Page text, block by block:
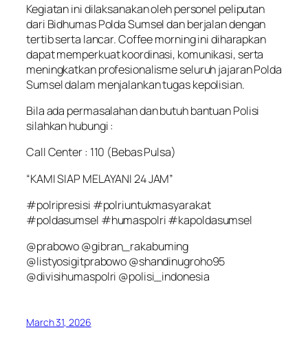
Kegiatan ini dilaksanakan oleh personel peliputan
dari Bidhumas Polda Sumsel dan berjalan dengan
tertib serta lancar. Coffee morning ini diharapkan
dapat memperkuat koordinasi, komunikasi, serta
meningkatkan profesionalisme seluruh jajaran Polda
Sumsel dalam menjalankan tugas kepolisian.
Bila ada permasalahan dan butuh bantuan Polisi
silahkan hubungi :
Call Center : 110 (Bebas Pulsa)
“KAMI SIAP MELAYANI 24 JAM”
#polripresisi #polriuntukmasyarakat
#poldasumsel #humaspolri #kapoldasumsel
@prabowo @gibran_rakabuming
@listyosigitprabowo @shandinugroho95
@divisihumaspolri @polisi_indonesia
March 31, 2026